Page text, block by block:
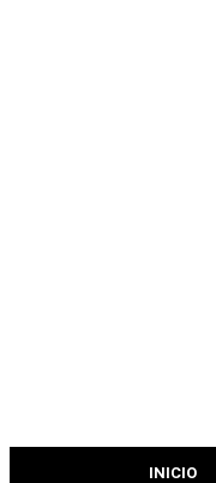
INICIO